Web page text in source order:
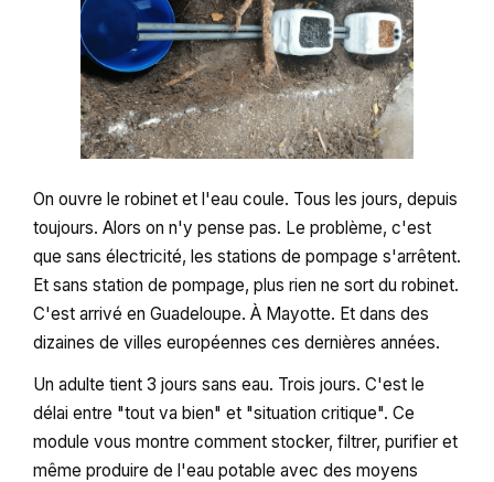
On ouvre le robinet et l'eau coule. Tous les jours, depuis
toujours. Alors on n'y pense pas. Le problème, c'est
que sans électricité, les stations de pompage s'arrêtent.
Et sans station de pompage, plus rien ne sort du robinet.
C'est arrivé en Guadeloupe. À Mayotte. Et dans des
dizaines de villes européennes ces dernières années.
Un adulte tient 3 jours sans eau. Trois jours. C'est le
délai entre "tout va bien" et "situation critique". Ce
module vous montre comment stocker, filtrer, purifier et
même produire de l'eau potable avec des moyens